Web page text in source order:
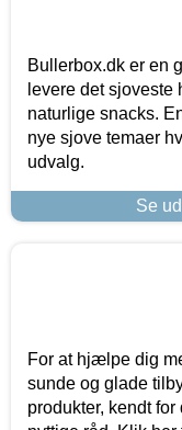
Bullerbox.dk er en
levere det
naturlige snacks.
nye sjove temaer
udvalg.
Se
For at hjælpe dig
sunde og glade
produkter, kendt